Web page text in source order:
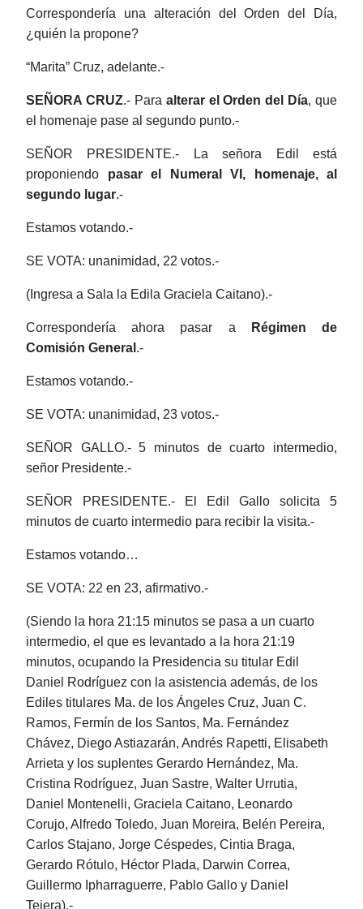
Correspondería una alteración del Orden del Día,
¿quién la propone?
“Marita” Cruz, adelante.-
SEÑORA CRUZ.- Para alterar el Orden del Día, que
el homenaje pase al segundo punto.-
SEÑOR PRESIDENTE.- La señora Edil está
proponiendo pasar el Numeral VI, homenaje, al
segundo lugar.-
Estamos votando.-
SE VOTA: unanimidad, 22 votos.-
(Ingresa a Sala la Edila Graciela Caitano).-
Correspondería ahora pasar a
Régimen de
Comisión General .-
Estamos votando.-
SE VOTA: unanimidad, 23 votos.-
SEÑOR GALLO.- 5 minutos de cuarto intermedio,
señor Presidente.-
SEÑOR PRESIDENTE.- El Edil Gallo solicita 5
minutos de cuarto intermedio para recibir la visita.-
Estamos votando…
SE VOTA: 22 en 23, afirmativo.-
(Siendo la hora 21:15 minutos se pasa a un cuarto
intermedio, el que es levantado a la hora 21:19
minutos, ocupando la Presidencia su titular Edil
Daniel Rodríguez con la asistencia además, de los
Ediles titulares Ma. de los Ángeles Cruz, Juan C.
Ramos, Fermín de los Santos, Ma. Fernández
Chávez, Diego Astiazarán, Andrés Rapetti, Elisabeth
Arrieta y los suplentes Gerardo Hernández, Ma.
Cristina Rodríguez, Juan Sastre, Walter Urrutia,
Daniel Montenelli, Graciela Caitano, Leonardo
Corujo, Alfredo Toledo, Juan Moreira, Belén Pereira,
Carlos Stajano, Jorge Céspedes, Cintia Braga,
Gerardo Rótulo, Héctor Plada, Darwin Correa,
Guillermo Ipharraguerre, Pablo Gallo y Daniel
Tejera).-